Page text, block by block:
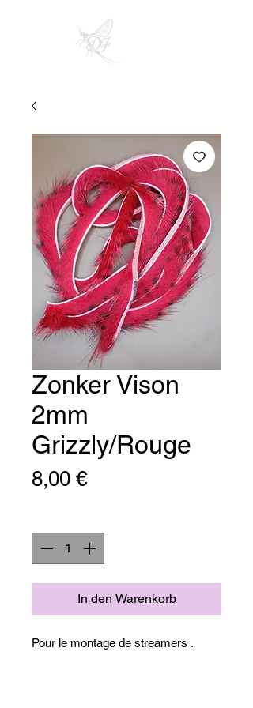
Zonker Vison
2mm
Grizzly/Rouge
8,00 €Preis
In den Warenkorb
Pour le montage de streamers .